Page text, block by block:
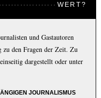
WERT?
und Gastautoren
den Fragen der Zeit. Zu
dargestellt oder unter
JOURNALISMUS